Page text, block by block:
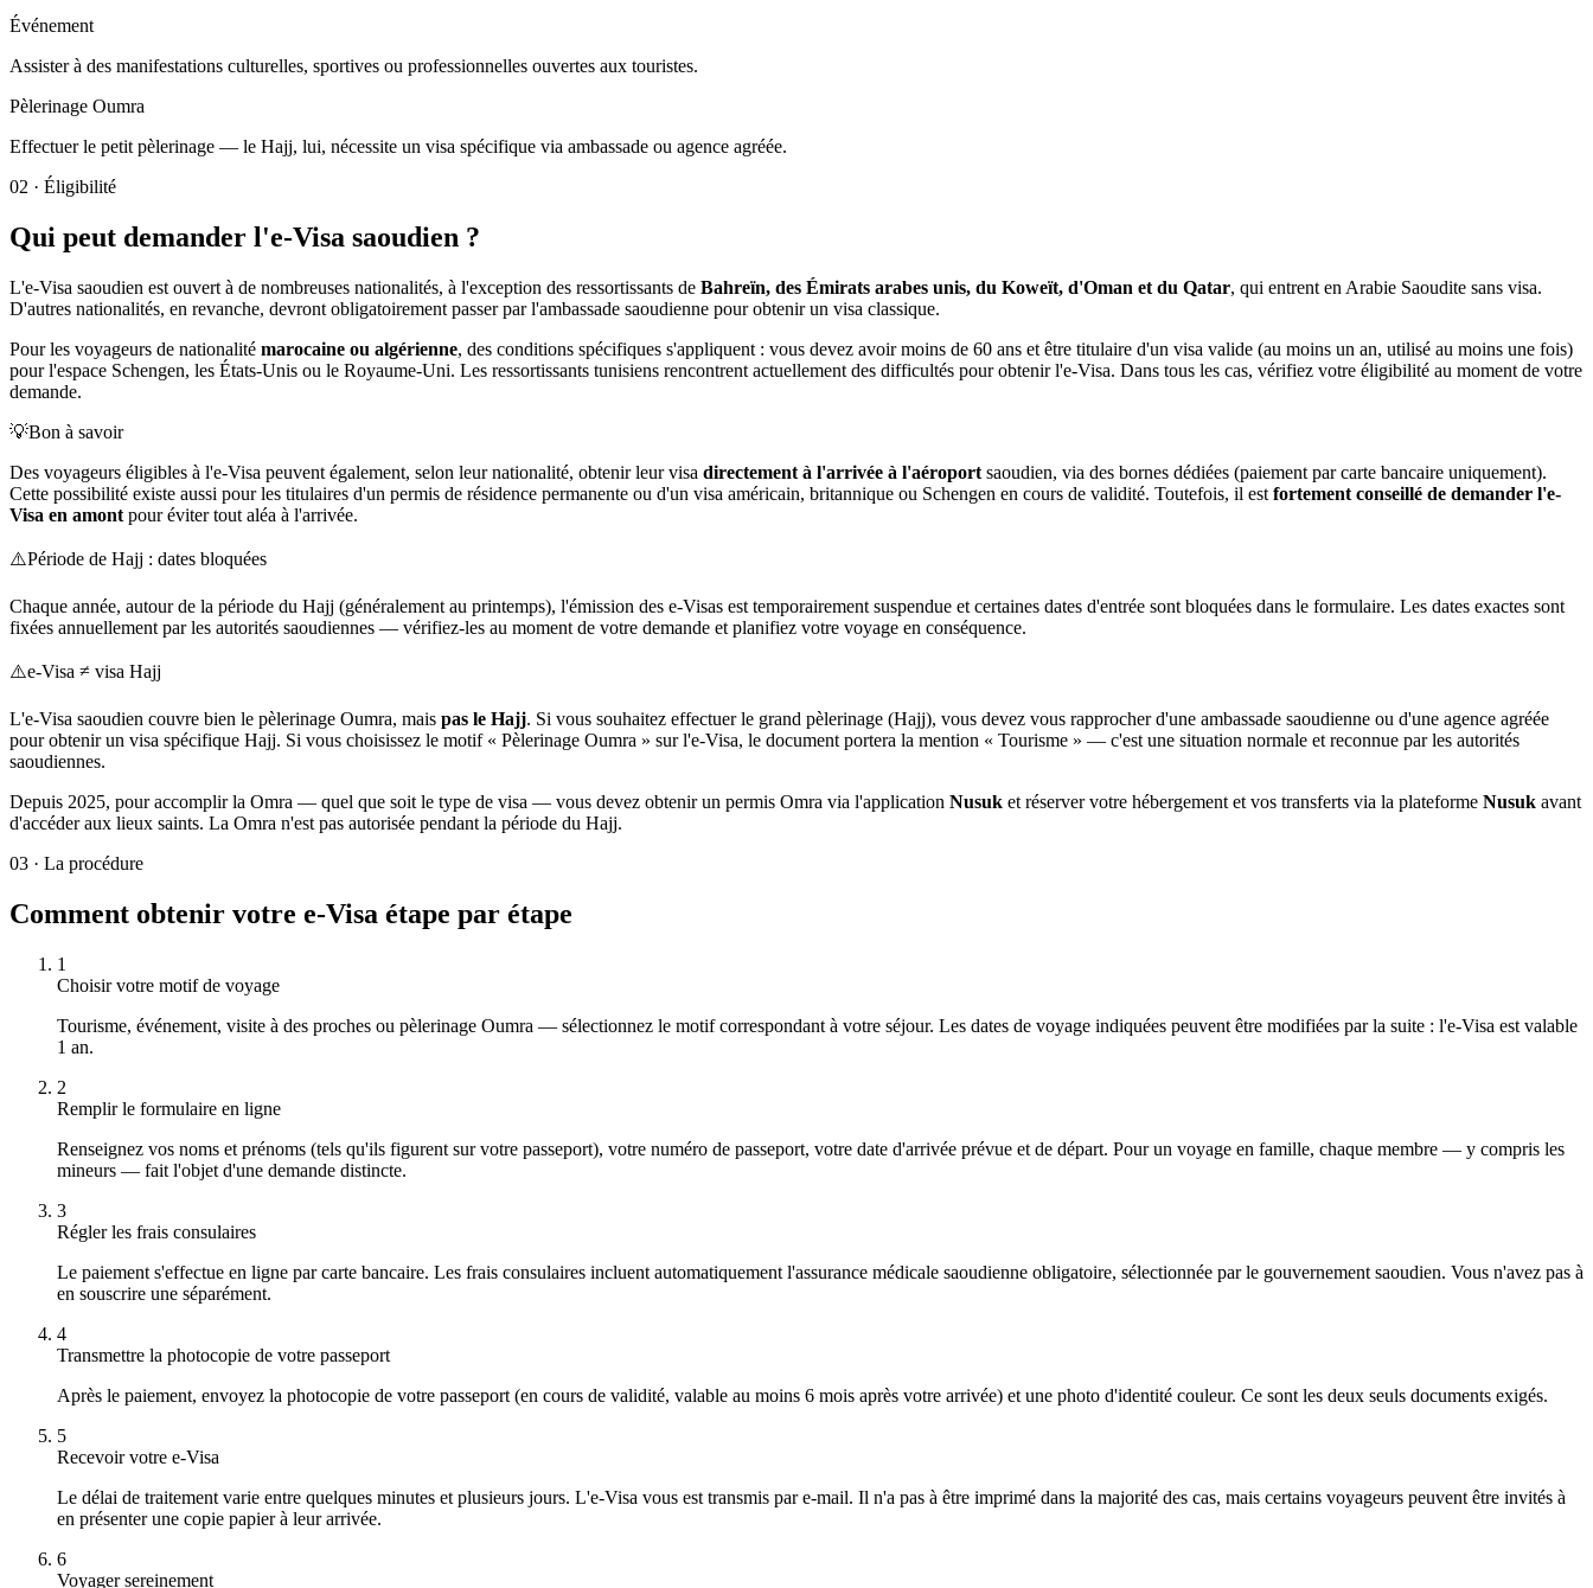
Événement
Assister à des manifestations culturelles, sportives ou professionnelles ouvertes aux touristes.
Pèlerinage Oumra
Effectuer le petit pèlerinage — le Hajj, lui, nécessite un visa spécifique via ambassade ou agence agréée.
02 · Éligibilité
Qui peut demander l'e-Visa saoudien ?
L'e-Visa saoudien est ouvert à de nombreuses nationalités, à l'exception des ressortissants de Bahreïn, des Émirats arabes unis, du Koweït, d'Oman et du Qatar, qui entrent en Arabie Saoudite sans visa.
D'autres nationalités, en revanche, devront obligatoirement passer par l'ambassade saoudienne pour obtenir un visa classique.
Pour les voyageurs de nationalité marocaine ou algérienne, des conditions spécifiques s'appliquent : vous devez avoir moins de 60 ans et être titulaire d'un visa valide (au moins un an, utilisé au moins une fois)
pour l'espace Schengen, les États-Unis ou le Royaume-Uni. Les ressortissants tunisiens rencontrent actuellement des difficultés pour obtenir l'e-Visa. Dans tous les cas, vérifiez votre éligibilité au moment de votre
demande.
💡Bon à savoir
Des voyageurs éligibles à l'e-Visa peuvent également, selon leur nationalité, obtenir leur visa directement à l'arrivée à l'aéroport saoudien, via des bornes dédiées (paiement par carte bancaire uniquement).
Cette possibilité existe aussi pour les titulaires d'un permis de résidence permanente ou d'un visa américain, britannique ou Schengen en cours de validité. Toutefois, il est fortement conseillé de demander l'e-
Visa en amont pour éviter tout aléa à l'arrivée.
⚠️Période de Hajj : dates bloquées
Chaque année, autour de la période du Hajj (généralement au printemps), l'émission des e-Visas est temporairement suspendue et certaines dates d'entrée sont bloquées dans le formulaire. Les dates exactes sont
fixées annuellement par les autorités saoudiennes — vérifiez-les au moment de votre demande et planifiez votre voyage en conséquence.
⚠️e-Visa ≠ visa Hajj
L'e-Visa saoudien couvre bien le pèlerinage Oumra, mais pas le Hajj. Si vous souhaitez effectuer le grand pèlerinage (Hajj), vous devez vous rapprocher d'une ambassade saoudienne ou d'une agence agréée
pour obtenir un visa spécifique Hajj. Si vous choisissez le motif « Pèlerinage Oumra » sur l'e-Visa, le document portera la mention « Tourisme » — c'est une situation normale et reconnue par les autorités
saoudiennes.
Depuis 2025, pour accomplir la Omra — quel que soit le type de visa — vous devez obtenir un permis Omra via l'application Nusuk et réserver votre hébergement et vos transferts via la plateforme Nusuk avant
d'accéder aux lieux saints. La Omra n'est pas autorisée pendant la période du Hajj.
03 · La procédure
Comment obtenir votre e-Visa étape par étape
1
Choisir votre motif de voyage
Tourisme, événement, visite à des proches ou pèlerinage Oumra — sélectionnez le motif correspondant à votre séjour. Les dates de voyage indiquées peuvent être modifiées par la suite : l'e-Visa est valable
1 an.
2
Remplir le formulaire en ligne
Renseignez vos noms et prénoms (tels qu'ils figurent sur votre passeport), votre numéro de passeport, votre date d'arrivée prévue et de départ. Pour un voyage en famille, chaque membre — y compris les
mineurs — fait l'objet d'une demande distincte.
3
Régler les frais consulaires
Le paiement s'effectue en ligne par carte bancaire. Les frais consulaires incluent automatiquement l'assurance médicale saoudienne obligatoire, sélectionnée par le gouvernement saoudien. Vous n'avez pas à
en souscrire une séparément.
4
Transmettre la photocopie de votre passeport
Après le paiement, envoyez la photocopie de votre passeport (en cours de validité, valable au moins 6 mois après votre arrivée) et une photo d'identité couleur. Ce sont les deux seuls documents exigés.
5
Recevoir votre e-Visa
Le délai de traitement varie entre quelques minutes et plusieurs jours. L'e-Visa vous est transmis par e-mail. Il n'a pas à être imprimé dans la majorité des cas, mais certains voyageurs peuvent être invités à
en présenter une copie papier à leur arrivée.
6
Voyager sereinement